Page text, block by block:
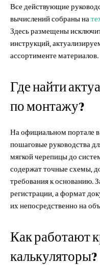
Все действующие
вычислений собраны на
Здесь размещены
инструкций,
ассортименте материалов.
Где найти
по монтажу?
На официальном портале
пошаговые руководства
мягкой черепицы до
содержат точные схемы,
требования к основанию.
регистрации, а формат
их непосредственно на
Как работают
калькуляторы?